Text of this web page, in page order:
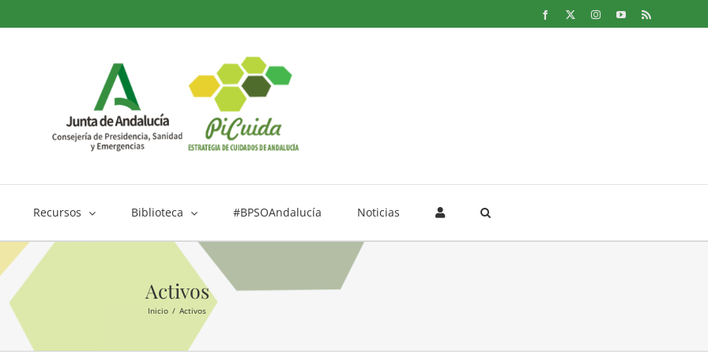
Facebook InstagramYouTubeRss
Recursos Biblioteca #BPSOAndalucía Noticias
Activos
Inicio Activos